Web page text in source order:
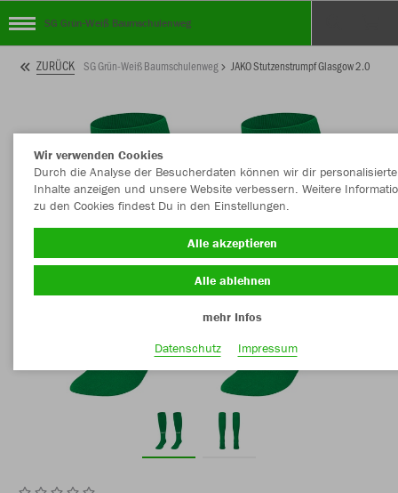
SG Grün-Weiß Baumschulenweg
ZURÜCK SG Grün-Weiß Baumschulenweg JAKO Stutzenstrumpf Glasgow 2.0
Wir verwenden Cookies
Durch die Analyse der Besucherdaten können wir dir personalisierte
Inhalte anzeigen und unsere Website verbessern. Weitere
zu den Cookies findest Du in den Einstellungen.
Alle akzeptieren
Alle ablehnen
mehr Infos
Datenschutz
Impressum